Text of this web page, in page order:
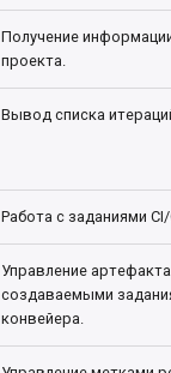
Получение
проекта.
Вывод списка
Работа с заданиями
Управление
создаваемыми
конвейера.